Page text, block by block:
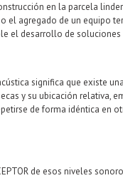
en la parcela
el agregado de un equipo
el desarrollo de soluciones
significa que existe
y su ubicación relativa,
de forma idéntica en
de esos niveles